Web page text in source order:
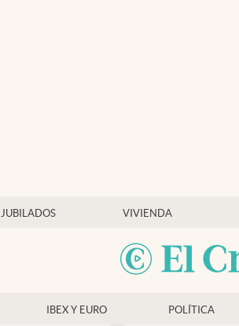
JUBILADOS VIVIENDA
IBEX Y EURO POLÍTICA